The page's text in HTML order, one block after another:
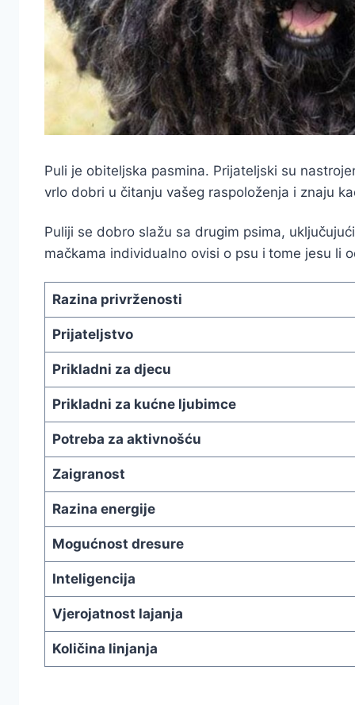
Puli je obiteljska pasmina. Prijateljski su
vrlo dobri u čitanju vašeg raspoloženja i znaju
Puliji se dobro slažu sa drugim psima,
mačkama individualno ovisi o psu i tome jesu li
Razina privrženosti
Prijateljstvo
Prikladni za djecu
Prikladni za kućne ljubimce
Potreba za aktivnošću
Zaigranost
Razina energije
Mogućnost dresure
Inteligencija
Vjerojatnost lajanja
Količina linjanja